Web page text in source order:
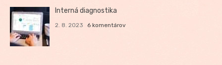
Interná diagnostika
2. 8. 2023 6 komentárov